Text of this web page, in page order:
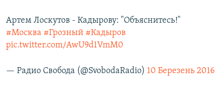
КТАТ
Артем Лоскутов - Кадырову: "Объяснитесь!"
#Москва #Грозный #Кадыров
pic.twitter.com/AwU9d1VmM0
— Радио Свобода (@SvobodaRadio) 10 Березень 2016